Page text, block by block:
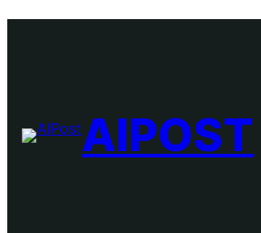
AIPOST